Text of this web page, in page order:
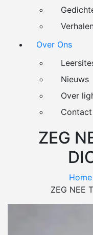
Over Ons
Nieuws
Over
Contact
ZEG
Home
ZEG NEE